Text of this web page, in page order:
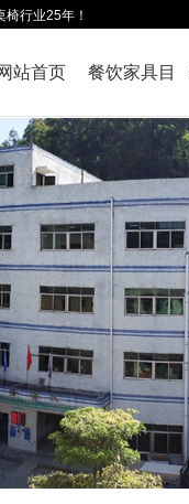
行业25年！
站首页 餐饮家具目